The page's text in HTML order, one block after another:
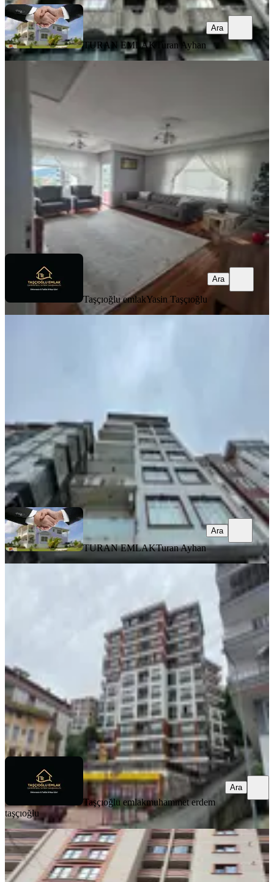
TURAN EMLAK Turan Ayhan
Ara
Taşçioğlu Emlaktan Satılık Uygun
Merkez, Tophane Mahallesi
3+1 · 6. Kat·01.08.2026
3.750.000 ₺
Taşçıoğlu emlakYasin Taşçıoğlu
Taşçıoğlu emlakYasin Taşçıoğlu
Ara
4.250.000 ₺
TURAN EMLAK Turan Ayhan
Ara
TURAN EMLAKTuran Ayhan
Ara
Kısa Süreli Fiyat! Camiönü Mah. Lux
Site De Geniş Fırsat Daire
Merkez, Camiönü Mahallesi
180 m²·3. Kat·30.07.2026
7.145.000 ₺7.345.000 ₺
Taşçıoğlu emlakmuhammet erdem taşçıoğlu
Ara
Taşçıoğlu emlakmuhammet erdem
taşçıoğlu
Ara
BALKONLU
Acil Satılık 3+1,145m² İslampaşa'da
Merkez, İslampaşa Mahallesi